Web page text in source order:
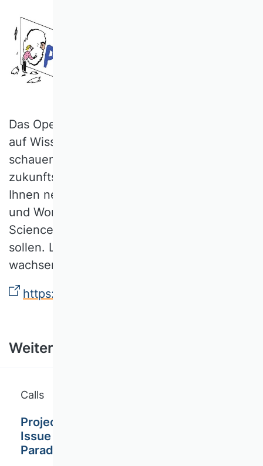
Das Open-Science-Magazin lädt Sie ein,
auf Wissenschaft im digitalen Zeitalter zu
schauen: neu, modern und
zukunftsorientiert. Jeden Monat geben wir
Ihnen neue Perspektiven, Artikel, Podcasts
und Worksheets rund um das Thema Open
Science an die Hand, die Sie inspirieren
sollen. Lassen Sie uns gemeinsam lernen,
wachsen und weiterkommen.
https://open-science-future.zbw.eu/
Weitere Ausschreibungen
Calls
Project Management Journal / Special
Issue Call for Papers / On Tensions and
Paradoxes in Project Environments